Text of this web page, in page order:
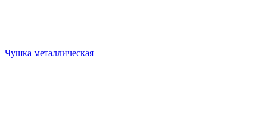
Чушка металлическая